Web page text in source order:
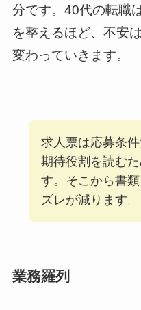
分です。40代の転職
を整えるほど、不安
変わっていきます。
求人票は応募条件
期待役割を読む
す。そこから書
ズレが減ります。
業務羅列